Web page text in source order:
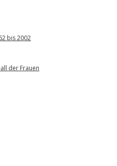
bis 2002
der Frauen